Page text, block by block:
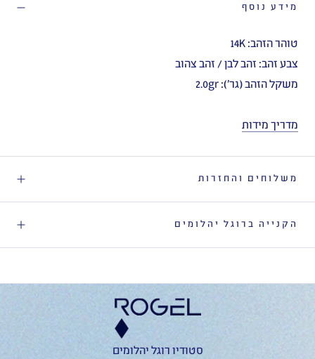
מידע נוסף
טוהר הזהב: 14K
צבע זהב: זהב לבן / זהב צהוב
משקל הזהב (גר'): 2.0gr
מדריך מידות
משלוחים והחזרות
הקנייה ברוגל יהלומים
סטודיו רוגל יהלומים